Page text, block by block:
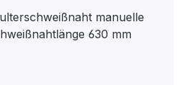
manuelle
630 mm